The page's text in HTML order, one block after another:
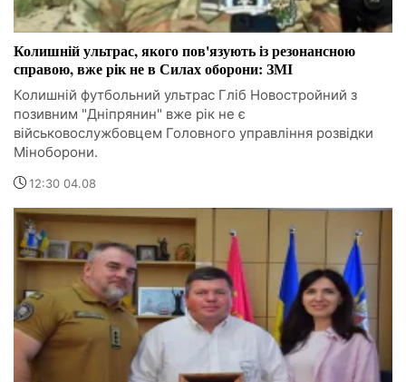
Колишній ультрас, якого пов'язують із резонансною
справою, вже рік не в Силах оборони: ЗМІ
Колишній футбольний ультрас Гліб Новостройний з
позивним "Дніпрянин" вже рік не є
військовослужбовцем Головного управління розвідки
Міноборони.
12:30 04.08